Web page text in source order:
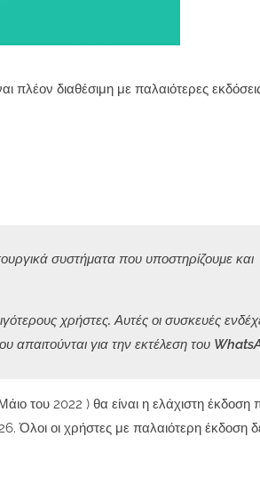
διαθέσιμη με παλαιότερες
συστήματα που υποστηρίζουμε και
χρήστες. Αυτές οι συσκευές
απαιτούνται για την εκτέλεση του
του 2022 ) θα είναι η ελάχιστη έκδοση
Όλοι οι χρήστες με παλαιότερη έκδοση